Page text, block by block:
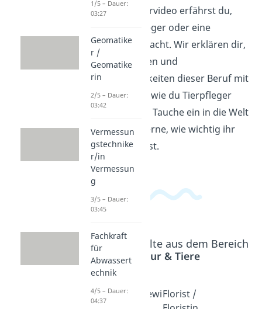
In diesem Erklärvideo erfährst du,
was ein Tierpfleger oder eine
Tierpflegerin macht. Wir erklären dir,
welche Aufgaben und
Verantwortlichkeiten dieser Beruf mit
sich bringt und wie du Tierpfleger
werden kannst. Tauche ein in die Welt
der Tiere und lerne, wie wichtig ihr
Wohlbefinden ist.
Beliebte Inhalte aus dem Bereich
Natur & Tiere
TiermediPferdewiFlorist /
1/5 – Dauer:
03:27
Geomatike
r /
Geomatike
rin
2/5 – Dauer:
03:42
Vermessun
gstechnike
r/in
Vermessun
g
3/5 – Dauer:
03:45
Fachkraft
für
Abwassert
echnik
4/5 – Dauer:
04:37